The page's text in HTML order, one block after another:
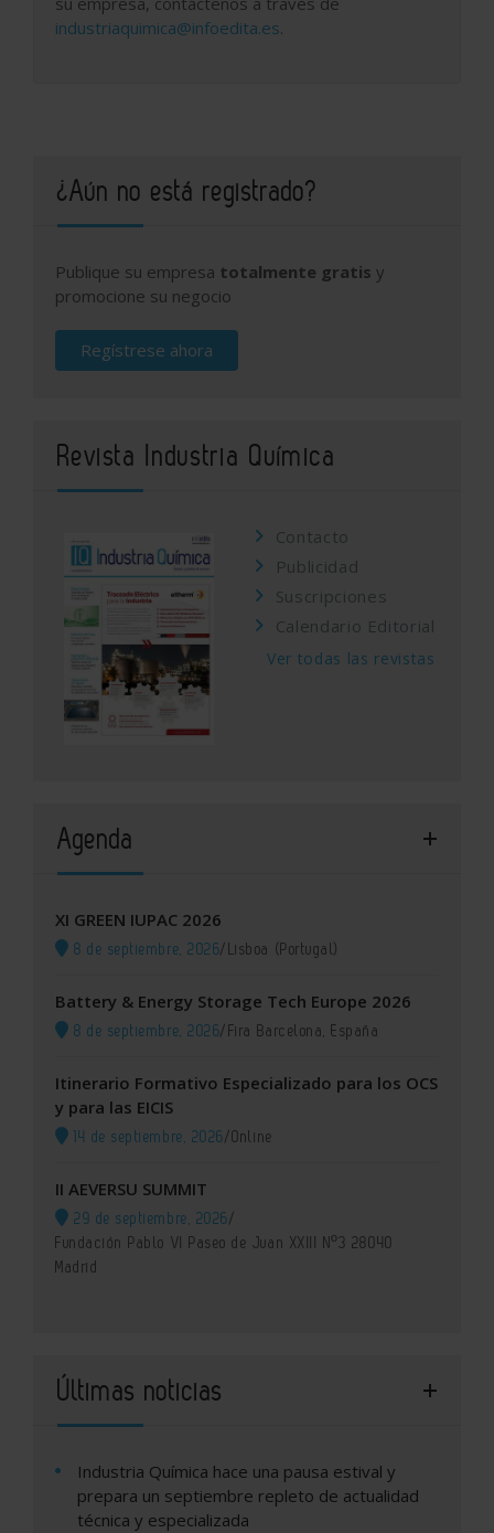
industriaquimica@infoedita.es.
¿Aún no está registrado?
Publique su empresa totalmente gratis y
promocione su negocio
Regístrese ahora
Revista Industria Química
Contacto
Publicidad
Suscripciones
Calendario Editorial
Ver todas las revistas
Agenda
XI GREEN IUPAC 2026
8 de septiembre, 2026/Lisboa (Portugal)
Battery & Energy Storage Tech Europe 2026
8 de septiembre, 2026/Fira Barcelona, España
Itinerario Formativo Especializado para los OCS
y para las EICIS
14 de septiembre, 2026/Online
II AEVERSU SUMMIT
29 de septiembre, 2026/
Fundación Pablo VI Paseo de Juan XXIII Nº3 28040
Madrid
Últimas noticias
Industria Química hace una pausa estival y
prepara un septiembre repleto de actualidad
técnica y especializada